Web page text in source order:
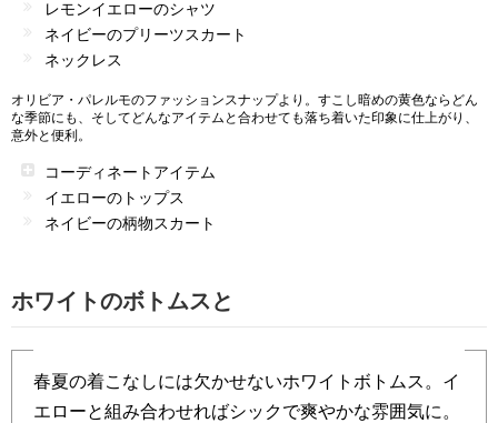
レモンイエローのシャツ
ネイビーのプリーツスカート
ネックレス
オリビア・パレルモのファッションスナップより。すこし暗めの黄色ならどん
な季節にも、そしてどんなアイテムと合わせても落ち着いた印象に仕上がり、
意外と便利。
コーディネートアイテム
イエローのトップス
ネイビーの柄物スカート
ホワイトのボトムスと
春夏の着こなしには欠かせないホワイトボトムス。イ
エローと組み合わせればシックで爽やかな雰囲気に。